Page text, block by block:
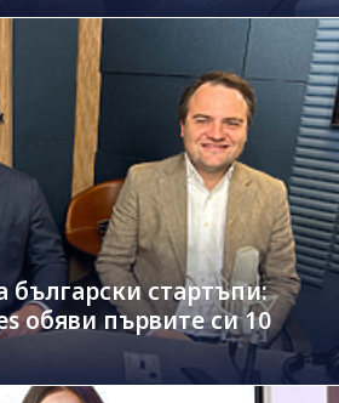
български стартъпи:
обяви първите си 10